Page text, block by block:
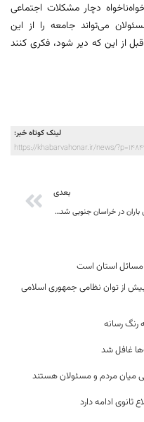
دچار مشکلات اجتماعی
می‌تواند جامعه را از این
از این که دیر شود، فکری کنند
لینک کوتاه خبر:
https://khabarvahonar.ir/news/
بعدی
بارش باران در خراسان جنوبی شدت می گیرد، اخطاریه ها جدی گرفته شود
مسائل استان است
از توان نظامی جمهوری اسلامی
رنگ رسانه
غافل شد
میان مردم و مسئولان هستند
ثانوی ادامه دارد